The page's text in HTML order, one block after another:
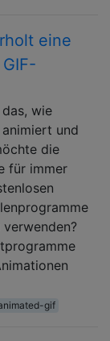
eine
wie
und
die
für immer
gif